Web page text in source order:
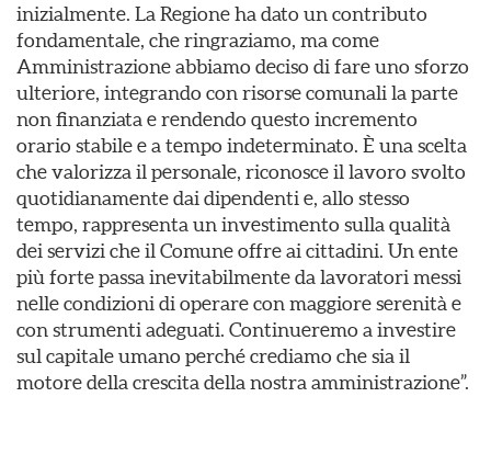
inizialmente. La Regione ha dato un contributo
fondamentale, che ringraziamo, ma come
Amministrazione abbiamo deciso di fare uno sforzo
ulteriore, integrando con risorse comunali la parte
non finanziata e rendendo questo incremento
orario stabile e a tempo indeterminato. È una scelta
che valorizza il personale, riconosce il lavoro svolto
quotidianamente dai dipendenti e, allo stesso
tempo, rappresenta un investimento sulla qualità
dei servizi che il Comune offre ai cittadini. Un ente
più forte passa inevitabilmente da lavoratori messi
nelle condizioni di operare con maggiore serenità e
con strumenti adeguati. Continueremo a investire
sul capitale umano perché crediamo che sia il
motore della crescita della nostra amministrazione”.